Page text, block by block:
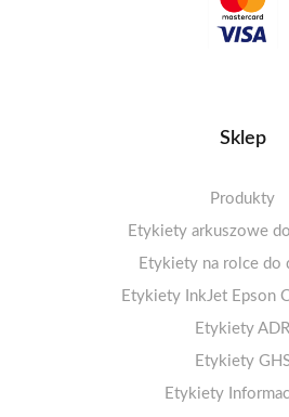
Sklep
Produkty
Etykiety arkuszowe
Arkusze A4
1-4 etykiet na
5-10 etykiet na
11-20 etykiet na
21 i więcej etykiet na
Arkusze A4
Arkusze A4 matowe
Arkusze A4 matowe – klej
Arkusze A4 foliowe PET –
Etykiety na rolce do
Etykiety termiczne ECO
Etykiety termiczne
Etykiety termiczne
Etykiety papierowe
Etykiety InkJet Epson
Etykiety ADR
Etykiety
Etykiety